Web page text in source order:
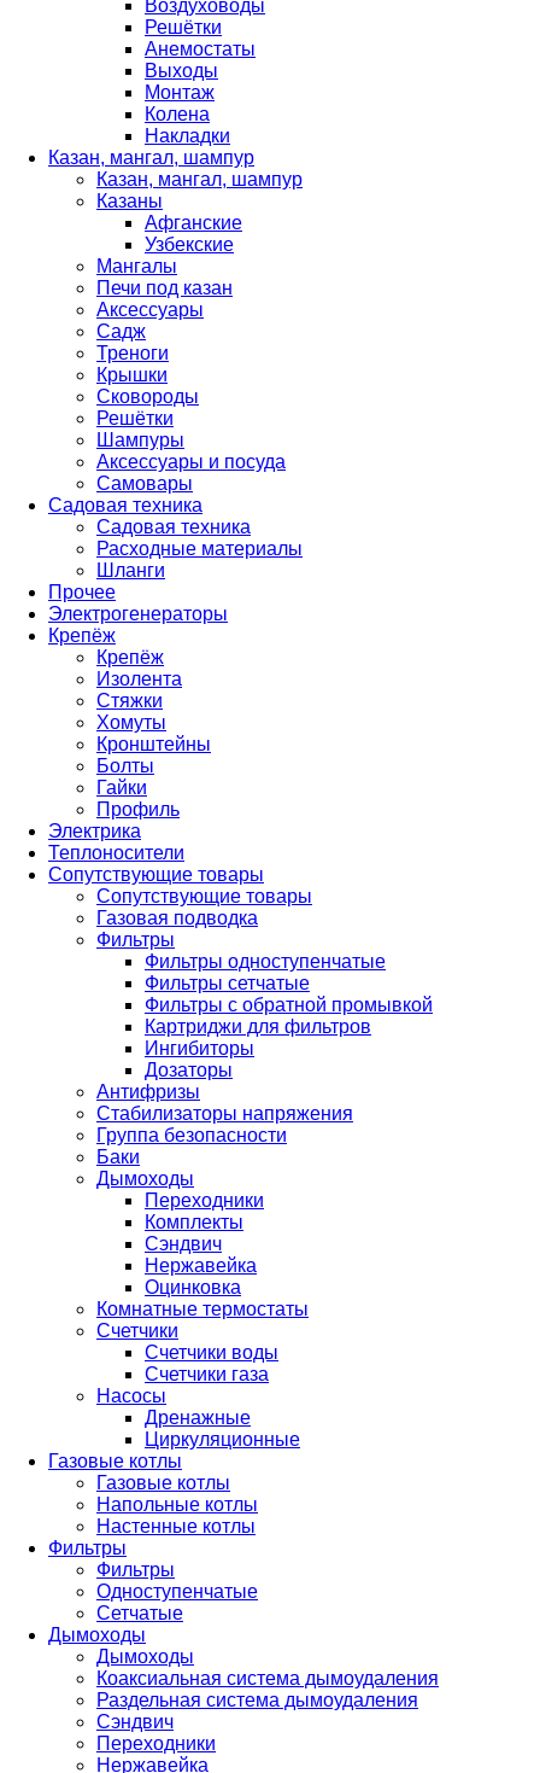
Воздуховоды
Решётки
Анемостаты
Выходы
Монтаж
Колена
Накладки
Казан, мангал, шампур
Казан, мангал, шампур
Казаны
Афганские
Узбекские
Мангалы
Печи под казан
Аксессуары
Садж
Треноги
Крышки
Сковороды
Решётки
Шампуры
Аксессуары и посуда
Самовары
Садовая техника
Садовая техника
Расходные материалы
Шланги
Прочее
Электрогенераторы
Крепёж
Крепёж
Изолента
Стяжки
Хомуты
Кронштейны
Болты
Гайки
Профиль
Электрика
Теплоносители
Сопутствующие товары
Сопутствующие товары
Газовая подводка
Фильтры
Фильтры одноступенчатые
Фильтры сетчатые
Фильтры с обратной промывкой
Картриджи для фильтров
Ингибиторы
Дозаторы
Антифризы
Стабилизаторы напряжения
Группа безопасности
Баки
Дымоходы
Переходники
Комплекты
Сэндвич
Нержавейка
Оцинковка
Комнатные термостаты
Счетчики
Счетчики воды
Счетчики газа
Насосы
Дренажные
Циркуляционные
Газовые котлы
Газовые котлы
Напольные котлы
Настенные котлы
Фильтры
Фильтры
Одноступенчатые
Сетчатые
Дымоходы
Дымоходы
Коаксиальная система дымоудаления
Раздельная система дымоудаления
Сэндвич
Переходники
Нержавейка